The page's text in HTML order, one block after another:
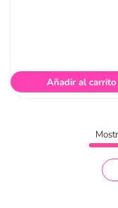
Añadir al carrito